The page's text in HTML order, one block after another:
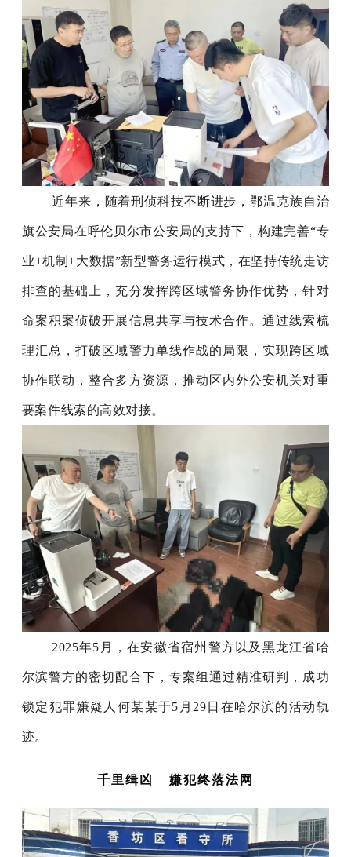
近年来，随着刑侦科技不断进步，鄂温克族自治
旗公安局在呼伦贝尔市公安局的支持下，构建完善“专
业+机制+大数据”新型警务运行模式，在坚持传统走访
排查的基础上，充分发挥跨区域警务协作优势，针对
命案积案侦破开展信息共享与技术合作。通过线索梳
理汇总，打破区域警力单线作战的局限，实现跨区域
协作联动，整合多方资源，推动区内外公安机关对重
要案件线索的高效对接。
2025年5月，在安徽省宿州警方以及黑龙江省哈
尔滨警方的密切配合下，专案组通过精准研判，成功
锁定犯罪嫌疑人何某某于5月29日在哈尔滨的活动轨
迹。
千里缉凶 嫌犯终落法网